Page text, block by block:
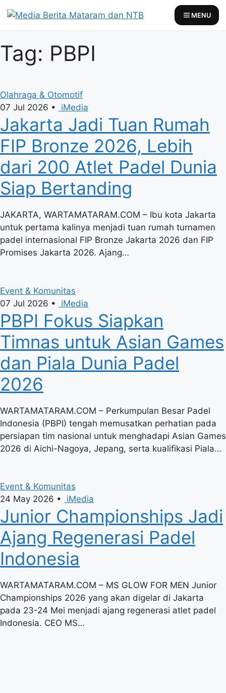
to
MENU
Tag: PBPI
Olahraga & Otomotif
07 Jul 2026 • iMedia
Jakarta Jadi Tuan Rumah
FIP Bronze 2026, Lebih
dari 200 Atlet Padel Dunia
Siap Bertanding
JAKARTA, WARTAMATARAM.COM – Ibu kota Jakarta
untuk pertama kalinya menjadi tuan rumah turnamen
padel internasional FIP Bronze Jakarta 2026 dan FIP
Promises Jakarta 2026. Ajang…
Event & Komunitas
07 Jul 2026 • iMedia
PBPI Fokus Siapkan
Timnas untuk Asian Games
dan Piala Dunia Padel
2026
WARTAMATARAM.COM – Perkumpulan Besar Padel
Indonesia (PBPI) tengah memusatkan perhatian pada
persiapan tim nasional untuk menghadapi Asian Games
2026 di Aichi-Nagoya, Jepang, serta kualifikasi Piala…
Event & Komunitas
24 May 2026 • iMedia
Junior Championships Jadi
Ajang Regenerasi Padel
Indonesia
WARTAMATARAM.COM – MS GLOW FOR MEN Junior
Championships 2026 yang akan digelar di Jakarta
pada 23-24 Mei menjadi ajang regenerasi atlet padel
Indonesia. CEO MS…